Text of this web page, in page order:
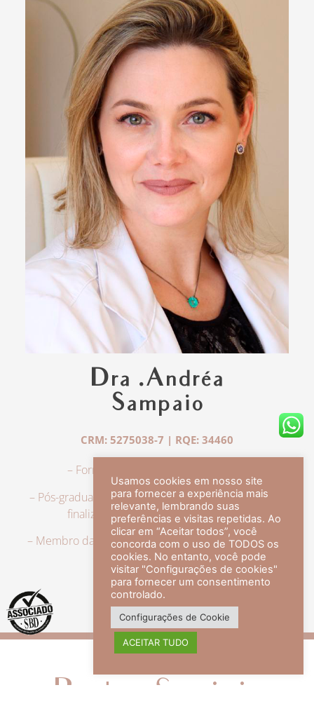
Dra .Andréa
Sampaio
CRM: 5275038-7 | RQE: 34460
– Formação em Medicina pela UFRJ.
– Pós-graduação em Dermatologia pela UFRJ, tendo
finalizado a especialização em 2007.
– Membro da Sociedade Brasileira de Dermatologia,
com título de especialista.
veja mais +
Redes Sociais
Usamos cookies em nosso site
para fornecer a experiência mais
relevante, lembrando suas
preferências e visitas repetidas. Ao
clicar em “Aceitar todos”, você
concorda com o uso de TODOS os
cookies. No entanto, você pode
visitar "Configurações de cookies"
para fornecer um consentimento
controlado.
Configurações de Cookie
ACEITAR TUDO